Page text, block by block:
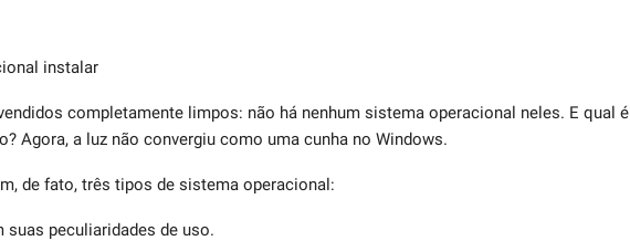
instalar
completamente limpos: não há nenhum sistema operacional neles. E qual é
Agora, a luz não convergiu como uma cunha no Windows.
de fato, três tipos de sistema operacional:
suas peculiaridades de uso.